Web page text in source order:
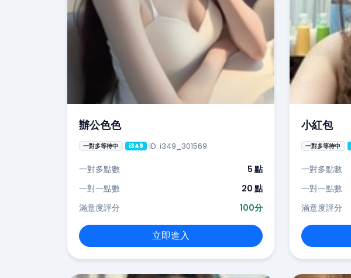
辦公色色
一對多等待中 i349 ID: i349_301569
一對多點數
5 點
一對一點數
20 點
滿意度評分
100分
立即進入
小紅包
一對多等待中
一對多點數
一對一點數
滿意度評分